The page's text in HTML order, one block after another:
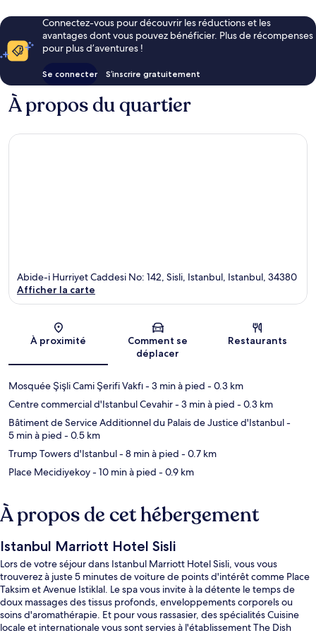
Connectez-vous pour découvrir les réductions et les
avantages dont vous pouvez bénéficier. Plus de récompenses
pour plus d’aventures !
Se connecter S’inscrire gratuitement
À propos du quartier
Carte
Abide-i Hurriyet Caddesi No: 142, Sisli, Istanbul, Istanbul, 34380
Afficher la carte
À proximité
Comment se
déplacer
Restaurants
Mosquée Şişli Cami Şerifi Vakfı- 3 min à pied - 0.3 km
Centre commercial d'Istanbul Cevahir- 3 min à pied - 0.3 km
Bâtiment de Service Additionnel du Palais de Justice d'Istanbul-
5 min à pied - 0.5 km
Trump Towers d'Istanbul- 8 min à pied - 0.7 km
Place Mecidiyekoy- 10 min à pied - 0.9 km
À propos de cet hébergement
Istanbul Marriott Hotel Sisli
Lors de votre séjour dans Istanbul Marriott Hotel Sisli, vous vous
trouverez à juste 5 minutes de voiture de points d'intérêt comme Place
Taksim et Avenue Istiklal. Le spa vous invite à la détente le temps de
doux massages des tissus profonds, enveloppements corporels ou
soins d'aromathérapie. Et pour vous rassasier, des spécialités Cuisine
locale et internationale vous sont servies à l'établissement The Dish